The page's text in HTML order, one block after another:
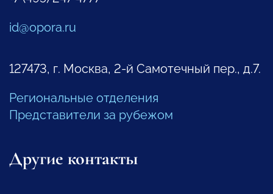
id@opora.ru
127473, г. Москва, 2-й Самотечный пер., д.7.
Региональные отделения
Представители за рубежом
Другие контакты